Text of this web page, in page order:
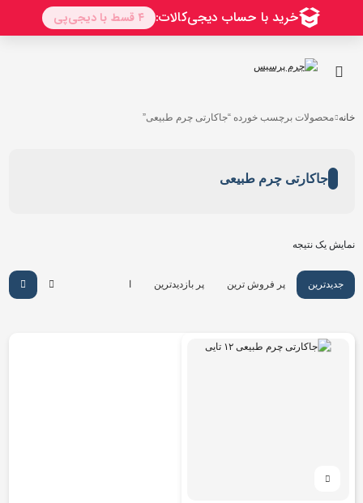
خانه محصولات برچسب خورده “جاکارتی چرم طبیعی”
جاکارتی چرم طبیعی
نمایش یک نتیجه
پر فروش ترین پر بازدیدترین جدیدترین گرانترین